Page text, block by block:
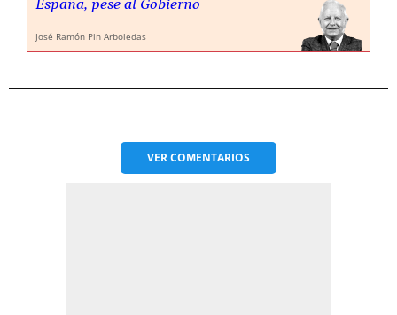
España, pese al Gobierno
José Ramón Pin Arboledas
VERCOMENTARIOS